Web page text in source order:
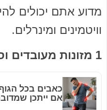
מדוע אתם יכולים
וויטמינים ומינרלים.
1 מזונות מעובדים וסוכרים
כאבים בכל
אם ייתכן